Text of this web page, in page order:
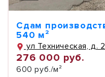
Сдам
540 м²
ул Техническая, д.
276 000 руб.
600 руб./м²